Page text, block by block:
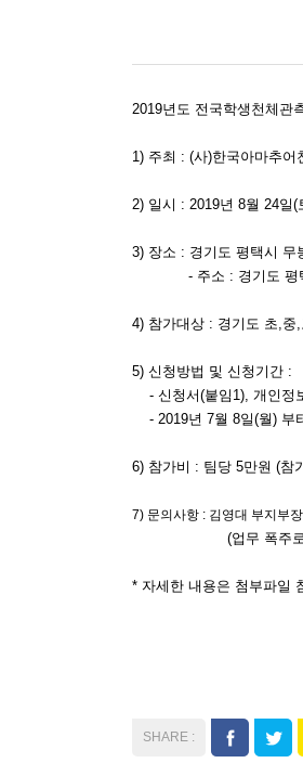
2019년도 전국학생천체관
1) 주최 : (사)한국아마추어
2) 일시 : 2019년 8월 24일(
3) 장소 : 경기도 평택시 무
- 주소 : 경기도 평택시
4) 참가대상 : 경기도 초,중
5) 신청방법 및 신청기간 :
- 신청서(붙임1), 개인정
- 2019년 7월 8일(월) 부
6) 참가비 : 팀당 5만원 (참
7) 문의사항 : 김영대 부지부
(업무 폭주로 인해
* 자세한 내용은 첨부파일